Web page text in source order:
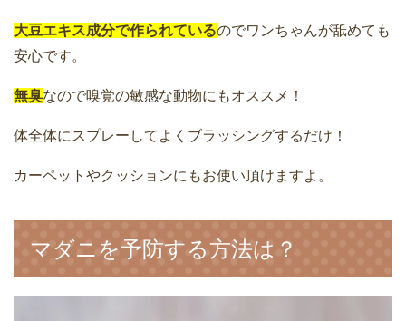
大豆エキス成分で作られているのでワンちゃんが舐めても
安心です。
無臭なので嗅覚の敏感な動物にもオススメ！
体全体にスプレーしてよくブラッシングするだけ！
カーペットやクッションにもお使い頂けますよ。
マダニを予防する方法は？